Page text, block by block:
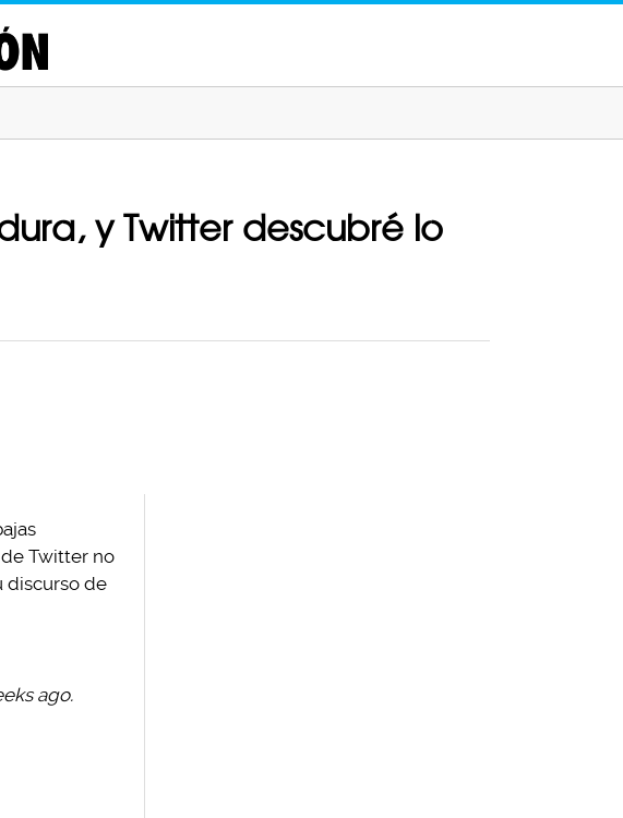
y Twitter descubré lo
Twitter no
discurso de
ago.